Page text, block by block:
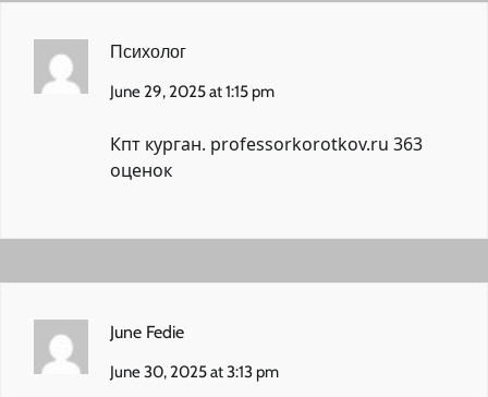
Психолог
June 29, 2025 at 1:15 pm
Кпт курган. professorkorotkov.ru 363
оценок
June Fedie
June 30, 2025 at 3:13 pm